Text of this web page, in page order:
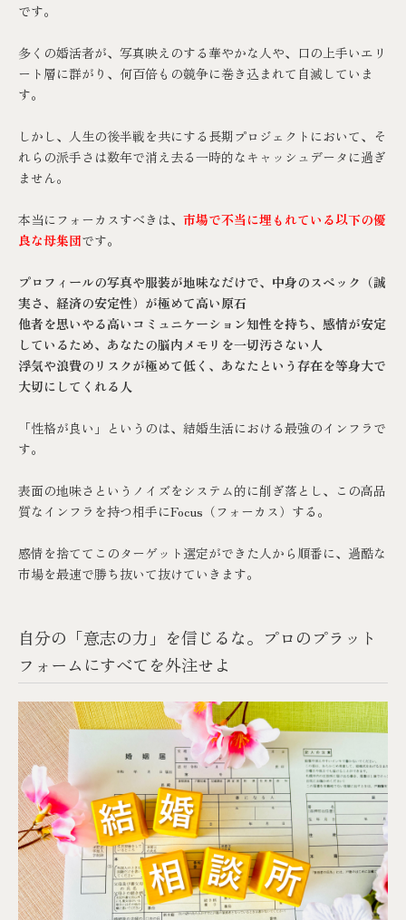
です。
多くの婚活者が、写真映えのする華やかな人や、口の上手いエリ
ート層に群がり、何百倍もの競争に巻き込まれて自滅していま
す。
しかし、人生の後半戦を共にする長期プロジェクトにおいて、そ
れらの派手さは数年で消え去る一時的なキャッシュデータに過ぎ
ません。
本当にフォーカスすべきは、 市場で不当に埋もれている以下の優
良な母集団です。
プロフィールの写真や服装が地味なだけで、中身のスペック（誠
実さ、経済の安定性）が極めて高い原石
他者を思いやる高いコミュニケーション知性を持ち、感情が安定
しているため、あなたの脳内メモリを一切汚さない人
浮気や浪費のリスクが極めて低く、あなたという存在を等身大で
大切にしてくれる人
「性格が良い」というのは、結婚生活における最強のインフラで
す。
表面の地味さというノイズをシステム的に削ぎ落とし、この高品
質なインフラを持つ相手にFocus（フォーカス）する。
感情を捨ててこのターゲット選定ができた人から順番に、過酷な
市場を最速で勝ち抜いて抜けていきます。
自分の「意志の力」を信じるな。プロのプラット
フォームにすべてを外注せよ